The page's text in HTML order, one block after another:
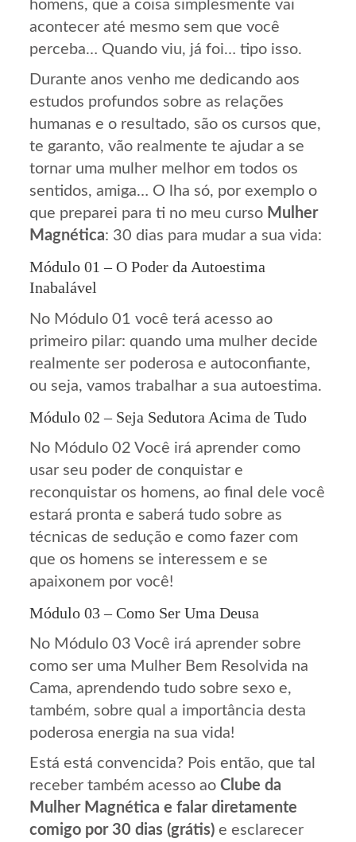
homens, que a coisa simplesmente vai
acontecer até mesmo sem que você
perceba… Quando viu, já foi… tipo isso.
Durante anos venho me dedicando aos
estudos profundos sobre as relações
humanas e o resultado, são os cursos que,
te garanto, vão realmente te ajudar a se
tornar uma mulher melhor em todos os
sentidos, amiga… O lha só, por exemplo o
que preparei para ti no meu curso Mulher
Magnética: 30 dias para mudar a sua vida:
Módulo 01 – O Poder da Autoestima
Inabalável
No Módulo 01 você terá acesso ao
primeiro pilar: quando uma mulher decide
realmente ser poderosa e autoconfiante,
ou seja, vamos trabalhar a sua autoestima.
Módulo 02 – Seja Sedutora Acima de Tudo
No Módulo 02 Você irá aprender como
usar seu poder de conquistar e
reconquistar os homens, ao final dele você
estará pronta e saberá tudo sobre as
técnicas de sedução e como fazer com
que os homens se interessem e se
apaixonem por você!
Módulo 03 – Como Ser Uma Deusa
No Módulo 03 Você irá aprender sobre
como ser uma Mulher Bem Resolvida na
Cama, aprendendo tudo sobre sexo e,
também, sobre qual a importância desta
poderosa energia na sua vida!
Está está convencida? Pois então, que tal
receber também acesso aoClube da
Mulher Magnética e falar diretamente
comigo por 30 dias (grátis) e esclarecer